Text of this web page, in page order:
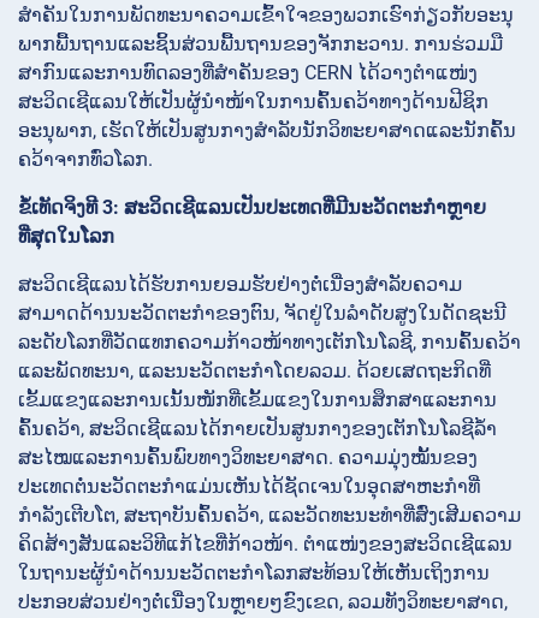
ສຳຄັນໃນການພັດທະນາຄວາມເຂົ້າໃຈຂອງພວກເຮົາກ່ຽວກັບອະນຸ
ພາກພື້ນຖານແລະຊິ້ນສ່ວນພື້ນຖານຂອງຈັກກະວານ. ການຮ່ວມມື
ສາກົນແລະການທົດລອງທີ່ສຳຄັນຂອງ CERN ໄດ້ວາງຕຳແໜ່ງ
ສະວິດເຊີແລນໃຫ້ເປັນຜູ້ນຳໜ້າໃນການຄົ້ນຄວ້າທາງດ້ານຟີຊິກ
ອະນຸພາກ, ເຮັດໃຫ້ເປັນສູນກາງສຳລັບນັກວິທະຍາສາດແລະນັກຄົ້ນ
ຄວ້າຈາກທົ່ວໂລກ.
ຂໍ້ເທັດຈິງທີ 3: ສະວິດເຊີແລນເປັນປະເທດທີ່ມີນະວັດຕະກຳຫຼາຍ
ທີ່ສຸດໃນໂລກ
ສະວິດເຊີແລນໄດ້ຮັບການຍອມຮັບຢ່າງຕໍ່ເນື່ອງສຳລັບຄວາມ
ສາມາດດ້ານນະວັດຕະກຳຂອງຕົນ, ຈັດຢູ່ໃນລຳດັບສູງໃນດັດຊະນີ
ລະດັບໂລກທີ່ວັດແທກຄວາມກ້າວໜ້າທາງເຕັກໂນໂລຊີ, ການຄົ້ນຄວ້າ
ແລະພັດທະນາ, ແລະນະວັດຕະກຳໂດຍລວມ. ດ້ວຍເສດຖະກິດທີ່
ເຂັ້ມແຂງແລະການເນັ້ນໜັກທີ່ເຂັ້ມແຂງໃນການສຶກສາແລະການ
ຄົ້ນຄວ້າ, ສະວິດເຊີແລນໄດ້ກາຍເປັນສູນກາງຂອງເຕັກໂນໂລຊີລ້ຳ
ສະໄໝແລະການຄົ້ນພົບທາງວິທະຍາສາດ. ຄວາມມຸ່ງໝັ້ນຂອງ
ປະເທດຕໍ່ນະວັດຕະກຳແມ່ນເຫັນໄດ້ຊັດເຈນໃນອຸດສາຫະກຳທີ່
ກຳລັງເຕີບໂຕ, ສະຖາບັນຄົ້ນຄວ້າ, ແລະວັດທະນະທຳທີ່ສົ່ງເສີມຄວາມ
ຄິດສ້າງສັນແລະວິທີແກ້ໄຂທີ່ກ້າວໜ້າ. ຕຳແໜ່ງຂອງສະວິດເຊີແລນ
ໃນຖານະຜູ້ນຳດ້ານນະວັດຕະກຳໂລກສະທ້ອນໃຫ້ເຫັນເຖິງການ
ປະກອບສ່ວນຢ່າງຕໍ່ເນື່ອງໃນຫຼາຍໆຂົງເຂດ, ລວມທັງວິທະຍາສາດ,